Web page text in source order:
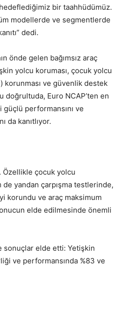
bir taahhüdümüz.
modellerde ve segmentlerde
dedi.
önde gelen bağımsız araç
yolcu koruması, çocuk yolcu
korunması ve güvenlik destek
doğrultuda, Euro NCAP’ten en
performansını ve
da kanıtlıyor.
Özellikle çocuk yolcu
de yandan çarpışma testlerinde,
korundu ve araç maksimum
elde edilmesinde önemli
sonuçlar elde etti: Yetişkin
ve performansında %83 ve